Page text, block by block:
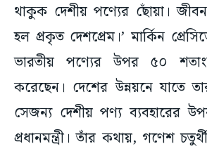
থাকুক দেশীয় পণ্যের ছোঁয়া।
হল প্রকৃত দেশপ্রেম।’ মার্কিন
ভারতীয় পণ্যের উপর ৫০
করেছেন। দেশের উন্নয়নে যাতে
সেজন্য দেশীয় পণ্য ব্যবহারের
প্রধানমন্ত্রী। তাঁর কথায়, গণেশ